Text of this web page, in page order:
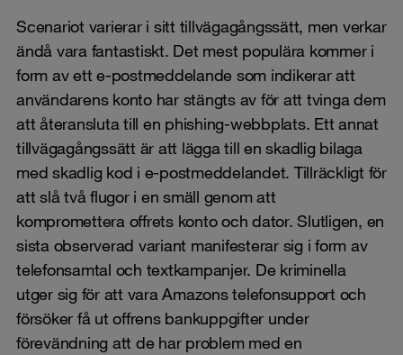
Scenariot varierar i sitt tillvägagångssätt, men verkar
ändå vara fantastiskt. Det mest populära kommer i
form av ett e-postmeddelande som indikerar att
användarens konto har stängts av för att tvinga dem
att återansluta till en phishing-webbplats. Ett annat
tillvägagångssätt är att lägga till en skadlig bilaga
med skadlig kod i e-postmeddelandet. Tillräckligt för
att slå två flugor i en smäll genom att
kompromettera offrets konto och dator. Slutligen, en
sista observerad variant manifesterar sig i form av
telefonsamtal och textkampanjer. De kriminella
utger sig för att vara Amazons telefonsupport och
försöker få ut offrens bankuppgifter under
förevändning att de har problem med en